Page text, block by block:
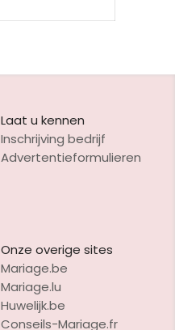
Laat u kennen
Inschrijving bedrijf
Advertentieformulieren
Onze overige sites
Mariage.be
Mariage.lu
Huwelijk.be
Conseils-Mariage.fr